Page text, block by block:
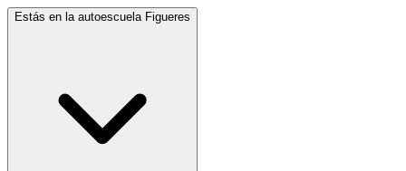
Estás en la autoescuela Figueres